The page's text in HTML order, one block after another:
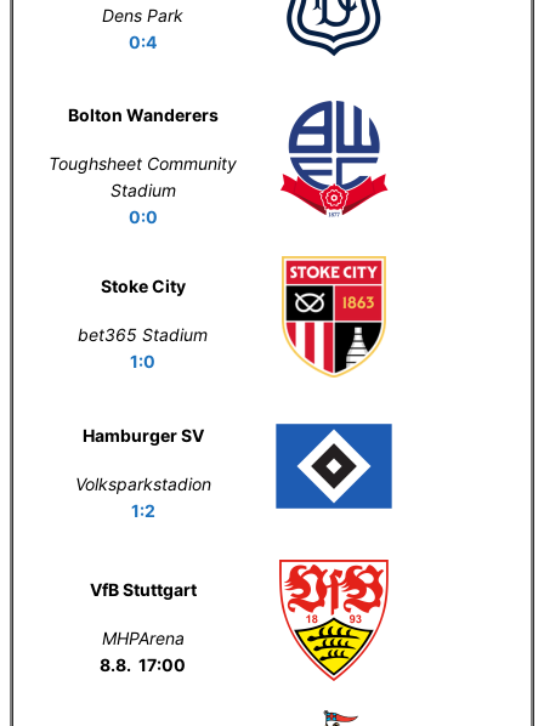
Dens Park
0:4
Bolton Wanderers
Toughsheet Community
Stadium
0:0
Stoke City
bet365 Stadium
1:0
Hamburger SV
Volksparkstadion
1:2
VfB Stuttgart
MHPArena
8.8. 17:00